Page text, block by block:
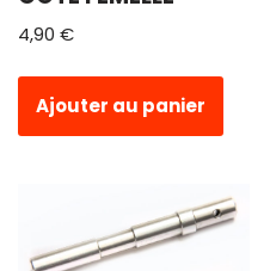
4,90 €
Ajouter au panier